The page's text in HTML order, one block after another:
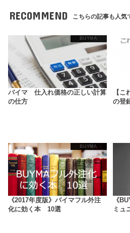
RECOMMEND こちらの記事も人気
BUYMA
バイマ 仕入れ価格の正しい計算
の仕方
【
の登
BUYMA
《2017年度版》バイマフル外注
化に効く本 10選
《
ミュ